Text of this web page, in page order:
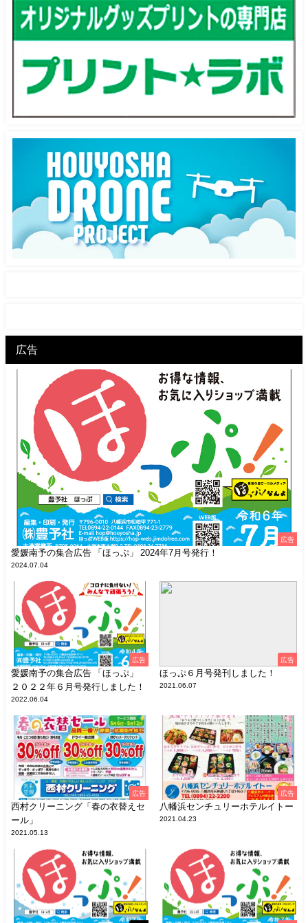
広告
広告
愛媛南予の集合広告 「ほっぷ」 2024年7月号発行！
2024.07.04
広告
愛媛南予の集合広告 「ほっぷ」
２０２２年６月号発行しました！
2022.06.04
広告
ほっぷ６月号発刊しました！
2021.06.07
広告
西村クリーニング「春の衣替えセ
ール」
2021.05.13
広告
八幡浜センチュリーホテルイトー
2021.04.23